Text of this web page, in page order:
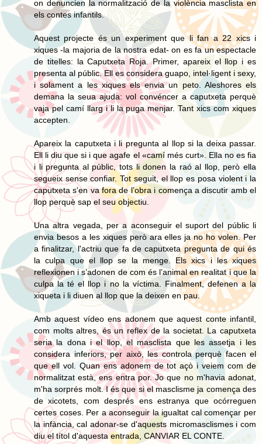
on denuncien la normalització de la violència masclista en
els contes infantils.
Aquest projecte és un experiment que li fan a 22 xics i
xiques -la majoria de la nostra edat- on es fa un espectacle
de titelles: la Caputxeta Roja. Primer, apareix el llop i es
presenta al públic. Ell es considera guapo, intel·ligent i sexy,
i solament a les xiques els envia un peto. Aleshores els
demana la seua ajuda: vol convéncer a caputxeta perquè
vaja pel camí llarg i li la puga menjar. Tant xics com xiques
accepten.
Apareix la caputxeta i li pregunta al llop si la deixa passar.
Ell li diu que si i que agafe el «camí més curt». Ella no es fia
i li pregunta al públic, tots li donen la raó al llop, però ella
segueix sense confiar. Tot seguit, el llop es posa violent i la
caputxeta s'en va fora de l’obra i comença a discutir amb el
llop perquè sap el seu objectiu.
Una altra vegada, per a aconseguir el suport del públic li
envia besos a les xiques però ara elles ja no ho volen. Per
a finalitzar, l'actriu que fa de caputxeta pregunta de qui és
la culpa que el llop se la menge. Els xics i les xiques
reflexionen i s’adonen de com és l’animal en realitat i que la
culpa la té el llop i no la víctima. Finalment, defenen a la
xiqueta i li diuen al llop que la deixen en pau.
Amb aquest vídeo ens adonem que aquest conte infantil,
com molts altres, és un reflex de la societat. La caputxeta
seria la dona i el llop, el masclista que les assetja i les
considera inferiors, per això, les controla perquè facen el
que ell vol. Quan ens adonem de tot açò i veiem com de
normalitzat està, ens entra por. Jo que no m'havia adonat,
m'ha sorprés molt. I és que si el masclisme ja comença des
de xicotets, com després ens estranya que ocórreguen
certes coses. Per a aconseguir la igualtat cal començar per
la infància, cal adonar-se d'aquests micromasclismes i com
diu el títol d'aquesta entrada, CANVIAR EL CONTE.